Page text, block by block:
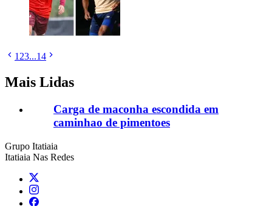
1 23...14
Mais Lidas
Carga de maconha escondida em
caminhao de pimentoes
Grupo Itatiaia
Itatiaia Nas Redes